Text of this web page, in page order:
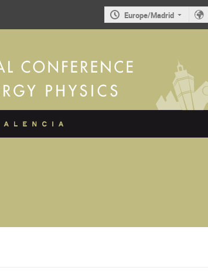
Europe/Madrid